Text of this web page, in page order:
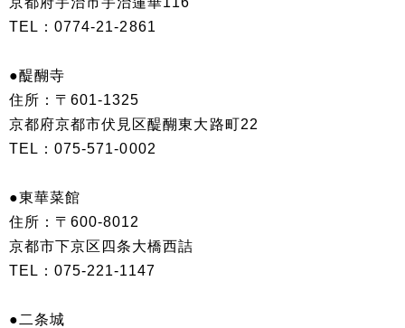
TEL：0774-21-2861
●醍醐寺
住所：〒601-1325
京都府京都市伏見区醍醐東大路町22
TEL：075-571-0002
●東華菜館
住所：〒600-8012
京都市下京区四条大橋西詰
TEL：075-221-1147
●二条城